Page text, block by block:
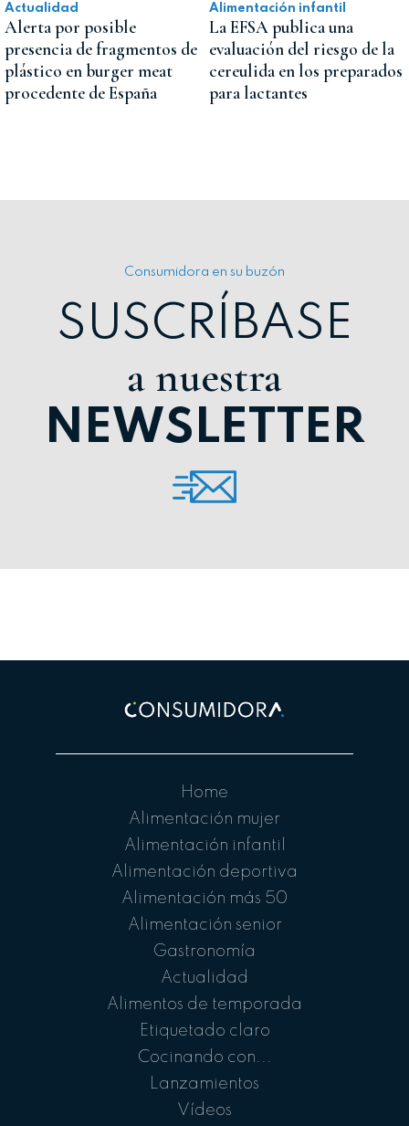
Actualidad
Alerta por posible
presencia de fragmentos de
plástico en burger meat
procedente de España
Alimentación infantil
La EFSA publica una
evaluación del riesgo de la
cereulida en los preparados
para lactantes
Consumidora en su buzón
SUSCRÍBASE
a nuestra
NEWSLETTER
Home
Alimentación mujer
Alimentación infantil
Alimentación deportiva
Alimentación más 50
Alimentación senior
Gastronomía
Actualidad
Alimentos de temporada
Etiquetado claro
Cocinando con...
Lanzamientos
Vídeos